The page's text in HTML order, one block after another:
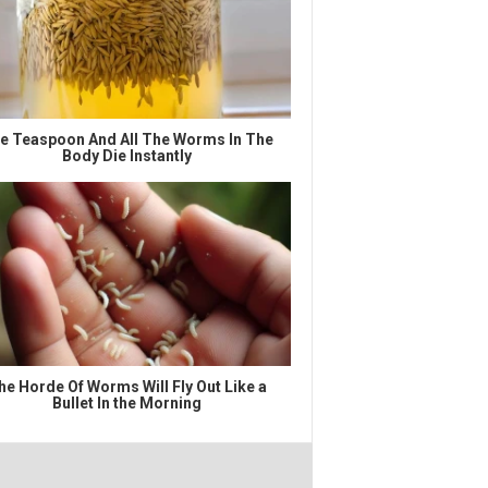
Teaspoon And All The Worms In The
Body Die Instantly
Horde Of Worms Will Fly Out Like a
Bullet In the Morning